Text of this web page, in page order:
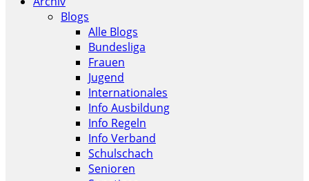
Blogs
Alle Blogs
Bundesliga
Frauen
Jugend
Internationales
Info Ausbildung
Info Regeln
Info Verband
Schulschach
Senioren